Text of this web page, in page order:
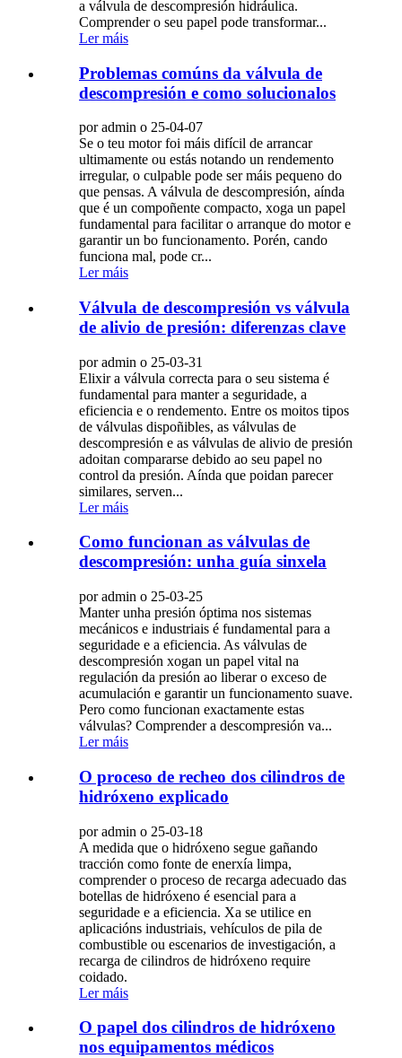
a válvula de descompresión hidráulica.
Comprender o seu papel pode transformar...
Ler máis
Problemas comúns da válvula de
descompresión e como solucionalos
por admin o 25-04-07
Se o teu motor foi máis difícil de arrancar
ultimamente ou estás notando un rendemento
irregular, o culpable pode ser máis pequeno do
que pensas. A válvula de descompresión, aínda
que é un compoñente compacto, xoga un papel
fundamental para facilitar o arranque do motor e
garantir un bo funcionamento. Porén, cando
funciona mal, pode cr...
Ler máis
Válvula de descompresión vs válvula
de alivio de presión: diferenzas clave
por admin o 25-03-31
Elixir a válvula correcta para o seu sistema é
fundamental para manter a seguridade, a
eficiencia e o rendemento. Entre os moitos tipos
de válvulas dispoñibles, as válvulas de
descompresión e as válvulas de alivio de presión
adoitan compararse debido ao seu papel no
control da presión. Aínda que poidan parecer
similares, serven...
Ler máis
Como funcionan as válvulas de
descompresión: unha guía sinxela
por admin o 25-03-25
Manter unha presión óptima nos sistemas
mecánicos e industriais é fundamental para a
seguridade e a eficiencia. As válvulas de
descompresión xogan un papel vital na
regulación da presión ao liberar o exceso de
acumulación e garantir un funcionamento suave.
Pero como funcionan exactamente estas
válvulas? Comprender a descompresión va...
Ler máis
O proceso de recheo dos cilindros de
hidróxeno explicado
por admin o 25-03-18
A medida que o hidróxeno segue gañando
tracción como fonte de enerxía limpa,
comprender o proceso de recarga adecuado das
botellas de hidróxeno é esencial para a
seguridade e a eficiencia. Xa se utilice en
aplicacións industriais, vehículos de pila de
combustible ou escenarios de investigación, a
recarga de cilindros de hidróxeno require
coidado.
Ler máis
O papel dos cilindros de hidróxeno
nos equipamentos médicos